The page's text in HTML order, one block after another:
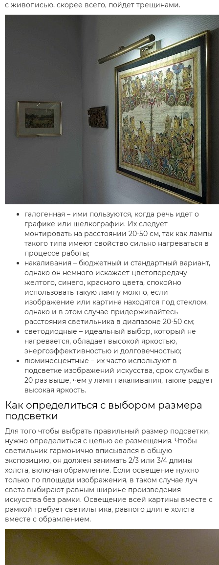
с живописью, скорее всего, пойдет трещинами.
галогенная – ими пользуются, когда речь идет о
графике или шелкографии. Их следует
монтировать на расстоянии 20-50 см, так как лампы
такого типа имеют свойство сильно нагреваться в
процессе работы;
накаливания – бюджетный и стандартный вариант,
однако он немного искажает цветопередачу
желтого, синего, красного цвета, спокойно
использовать такую лампу можно, если
изображение или картина находятся под стеклом,
однако и в этом случае придерживайтесь
расстояния светильника в диапазоне 20-50 см;
светодиодные – идеальный выбор, который не
нагревается, обладает высокой яркостью,
энергоэффективностью и долговечностью;
люминесцентные – их часто используют в
подсветке изображений искусства, срок службы в
20 раз выше, чем у ламп накаливания, также радует
высокая яркость.
Как определиться с выбором размера
подсветки
Для того чтобы выбрать правильный размер подсветки,
нужно определиться с целью ее размещения. Чтобы
светильник гармонично вписывался в общую
экспозицию, он должен занимать 2/3 или 3/4 длины
холста, включая обрамление. Если освещение нужно
только по площади изображения, в таком случае луч
света выбирают равным ширине произведения
искусства без рамки. Освещение всей картины вместе с
рамкой требует светильника, равного длине холста
вместе с обрамлением.